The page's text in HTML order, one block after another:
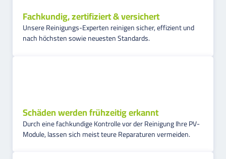
Fachkundig, zertifiziert & versichert
Unsere Reinigungs-Experten reinigen sicher, effizient und
nach höchsten sowie neuesten Standards.
Schäden werden frühzeitig erkannt
Durch eine fachkundige Kontrolle vor der Reinigung Ihre PV-
Module, lassen sich meist teure Reparaturen vermeiden.